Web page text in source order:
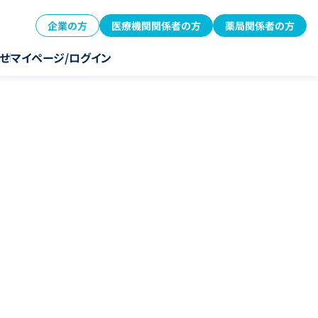
企業の方 医療機関関係者の方 薬局関係者の方
マイページ/ログイン